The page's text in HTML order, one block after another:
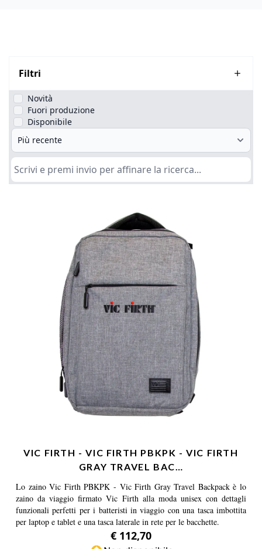
Filtri
Novità
Fuori produzione
Disponibile
VIC FIRTH - VIC FIRTH PBKPK - VIC FIRTH
GRAY TRAVEL BAC…
Lo zaino Vic Firth PBKPK - Vic Firth Gray Travel Backpack è lo
zaino da viaggio firmato Vic Firth alla moda unisex con dettagli
funzionali perfetti per i batteristi in viaggio con una tasca imbottita
per laptop e tablet e una tasca laterale in rete per le bacchette.
€ 112,70